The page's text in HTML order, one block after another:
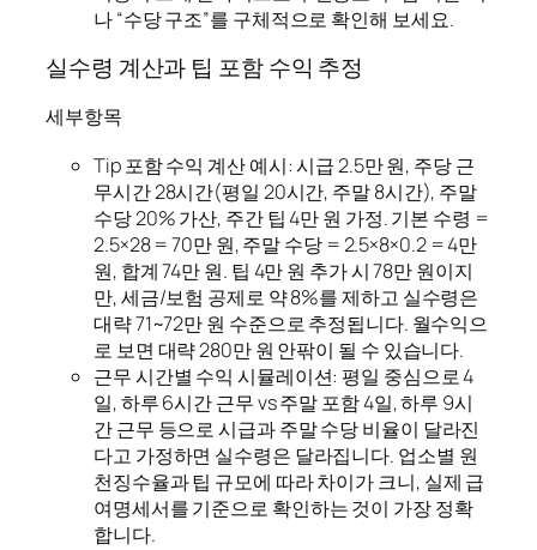
나 “수당 구조”를 구체적으로 확인해 보세요.
실수령 계산과 팁 포함 수익 추정
세부항목
Tip 포함 수익 계산 예시: 시급 2.5만 원, 주당 근
무시간 28시간(평일 20시간, 주말 8시간), 주말
수당 20% 가산, 주간 팁 4만 원 가정. 기본 수령 =
2.5×28 = 70만 원, 주말 수당 = 2.5×8×0.2 = 4만
원, 합계 74만 원. 팁 4만 원 추가 시 78만 원이지
만, 세금/보험 공제로 약 8%를 제하고 실수령은
대략 71~72만 원 수준으로 추정됩니다. 월수익으
로 보면 대략 280만 원 안팎이 될 수 있습니다.
근무 시간별 수익 시뮬레이션: 평일 중심으로 4
일, 하루 6시간 근무 vs 주말 포함 4일, 하루 9시
간 근무 등으로 시급과 주말 수당 비율이 달라진
다고 가정하면 실수령은 달라집니다. 업소별 원
천징수율과 팁 규모에 따라 차이가 크니, 실제 급
여명세서를 기준으로 확인하는 것이 가장 정확
합니다.